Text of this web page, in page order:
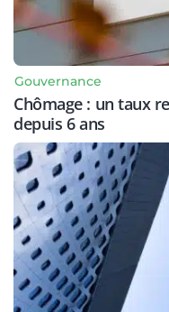
Gouvernance
Chômage : un taux
depuis 6 ans